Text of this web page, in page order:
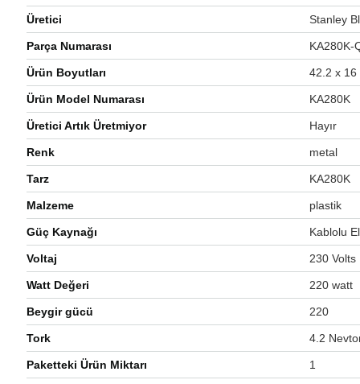
Üretici ‎Stanley
Parça Numarası ‎KA280K-
Ürün Boyutları ‎42.2 x 16
Ürün Model Numarası ‎KA280K
Üretici Artık Üretmiyor ‎Hayır
Renk ‎metal
Tarz ‎KA280K
Malzeme ‎plastik
Güç Kaynağı ‎Kablolu
Voltaj ‎230 Volts
Watt Değeri ‎220 watt
Beygir gücü ‎220
Tork ‎4.2
Paketteki Ürün Miktarı ‎1